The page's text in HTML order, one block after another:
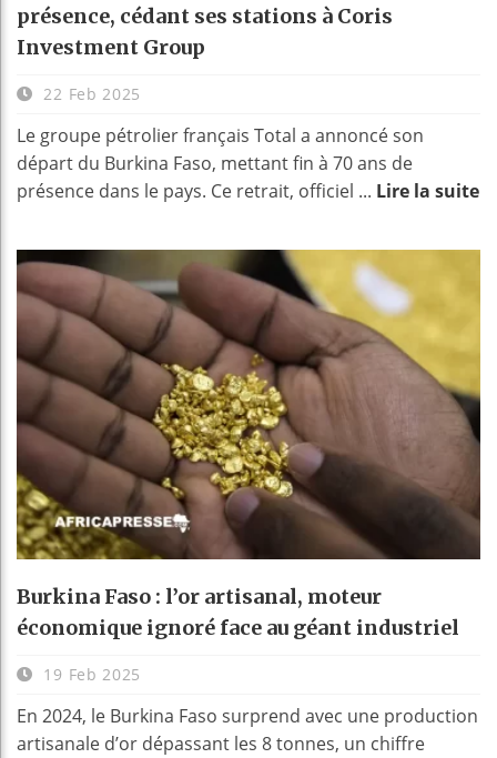
présence, cédant ses stations à Coris
Investment Group
22 Feb 2025
Le groupe pétrolier français Total a annoncé son
départ du Burkina Faso, mettant fin à 70 ans de
présence dans le pays. Ce retrait, officiel ... Lire la suite
Burkina Faso : l’or artisanal, moteur
économique ignoré face au géant industriel
19 Feb 2025
En 2024, le Burkina Faso surprend avec une production
artisanale d’or dépassant les 8 tonnes, un chiffre